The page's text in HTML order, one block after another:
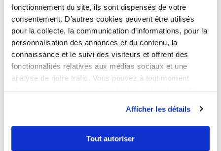
fonctionnement du site, ils sont dispensés de votre
consentement. D’autres cookies peuvent être utilisés
pour la collecte, la communication d’informations, pour la
personnalisation des annonces et du contenu, la
connaissance et le suivi des visiteurs et offrent des
fonctionnalités relatives aux médias sociaux et une
analyse de notre trafic. Vous pouvez à tout moment
changer d’avis en cliquant sur l’icône en bas à gauche.
Afficher les détails
Tout autoriser
acquérir une passoire thermique
pour la rénover peut s’avérer judicieux
lorsqu’il s’agît de faire des économies sur
l’énergie. La hausse des prix de l’énergie a
nécessité ce changement, soulignant
l’urgence d’investir dans l’efficacité
rentabilité locative des propriétaires. Les
économies réalisées peuvent aller de 80 à
300 € par mois selon la taille du logement et